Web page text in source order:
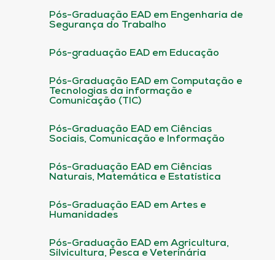
Pós-Graduação EAD em Engenharia de
Segurança do Trabalho
Pós-graduação EAD em Educação
Pós-Graduação EAD em Computação e
Tecnologias da informação e
Comunicação (TIC)
Pós-Graduação EAD em Ciências
Sociais, Comunicação e Informação
Pós-Graduação EAD em Ciências
Naturais, Matemática e Estatística
Pós-Graduação EAD em Artes e
Humanidades
Pós-Graduação EAD em Agricultura,
Silvicultura, Pesca e Veterinária